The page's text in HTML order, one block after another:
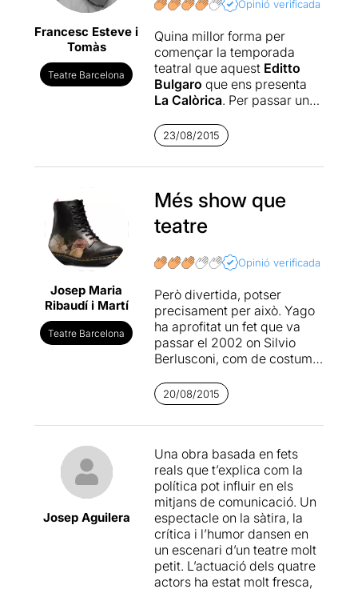
Francesc Esteve i
Tomàs
Teatre Barcelona
Opinió verificada
Quina millor forma per
començar la temporada
teatral que aquest Editto
Bulgaro que ens presenta
La Calòrica. Per passar una
com fets ocorreguts a Itàlia
del 2002 encara pot ser
actual.
Quan una companyia
decideix portar als escenaris
uns fets com els que
història, pot caure en una
obra grollera.S'ha de dir,
que en aquest cas (Joan
YagocomIsrael Solà
defuig del que podria ser
fàcil i t'ho presenta amb
humor i a la vegada amb un
A més ...(seguim)
23/08/2015
Josep Maria
Ribaudí i Martí
Teatre Barcelona
Més show que
teatre
Opinió verificada
Però divertida, potser
precisament per això. Yago
ha aprofitat un fet que va
passar el 2002 on Silvio
Berlusconi, com de costum,
components de La Calòrica
hi han posat la resta: ganes i
efectivitat en la broma
d'Israel Solà. Setanta cinc
minuts d'espectacle fresc,
deshinibit i en clau de conya
tot i el rerefons dramàtic per
patètic. Aneu-hi; us ho
passareu bé, però tingueu
en compte el que dic al
principi: és més un show
que una obra de teatre, i a
20/08/2015
Josep Aguilera
Una obra basada en fets
reals que t’explica com la
política pot influir en els
mitjans de comunicació. Un
espectacle on la sàtira, la
crítica i l’humor dansen en
un escenari d’un teatre molt
petit. L’actuació dels quatre
actors ha estat molt fresca,